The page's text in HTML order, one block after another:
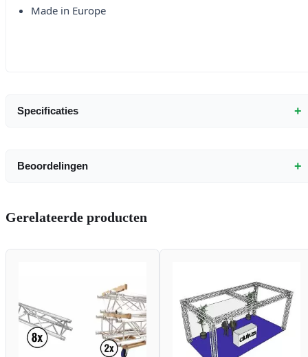
Made in Europe
Specificaties +
Beoordelingen +
Gerelateerde producten